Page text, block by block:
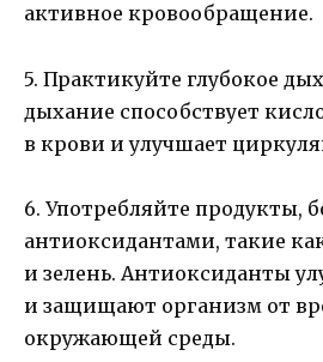
активное кровообращение.
5. Практикуйте глубокое
дыхание способствует
в крови и улучшает
6. Употребляйте продукты,
антиоксидантами, такие
и зелень. Антиоксиданты
и защищают организм от
окружающей среды.